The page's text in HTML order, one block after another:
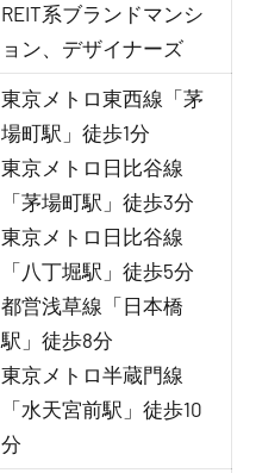
REIT系ブランドマンシ
ョン、デザイナーズ
東京メトロ東西線「茅
場町駅」徒歩1分
東京メトロ日比谷線
「茅場町駅」徒歩3分
東京メトロ日比谷線
「八丁堀駅」徒歩5分
都営浅草線「日本橋
駅」徒歩8分
東京メトロ半蔵門線
「水天宮前駅」徒歩10
分